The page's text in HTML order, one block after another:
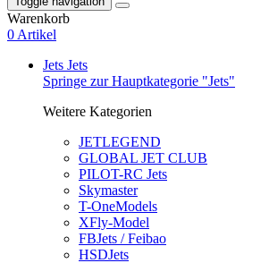
Warenkorb
0 Artikel
Jets Jets
Springe zur Hauptkategorie "Jets"
Weitere Kategorien
JETLEGEND
GLOBAL JET CLUB
PILOT-RC Jets
Skymaster
T-OneModels
XFly-Model
FBJets / Feibao
HSDJets